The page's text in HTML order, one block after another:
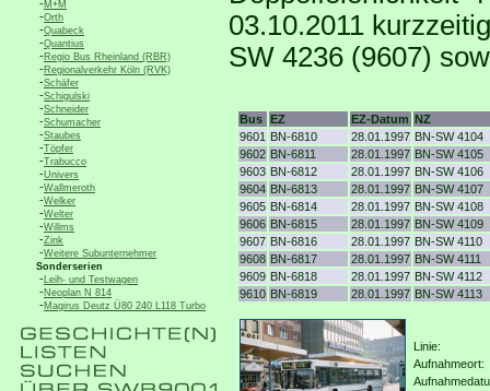
-M+M
-Orth
-Quabeck
-Quantius
-Regio Bus Rheinland (RBR)
-Regionalverkehr Köln (RVK)
-Schäfer
-Schigulski
-Schneider
-Schumacher
-Staubes
-Töpfer
-Trabucco
-Univers
-Wallmeroth
-Welker
-Welter
-Willms
-Zink
-Weitere Subunternehmer
Sonderserien
-Leih- und Testwagen
-Neoplan N 814
-Magirus Deutz Ü80 240 L118 Turbo
03.10.2011
SW 4236 (9607)
Bus EZ EZ-Datum NZ
9601 BN-6810 28.01.1997 BN-SW 4104
9602 BN-6811 28.01.1997 BN-SW 4105
9603 BN-6812 28.01.1997 BN-SW 4106
9604 BN-6813 28.01.1997 BN-SW 4107
9605 BN-6814 28.01.1997 BN-SW 4108
9606 BN-6815 28.01.1997 BN-SW 4109
9607 BN-6816 28.01.1997 BN-SW 4110
9608 BN-6817 28.01.1997 BN-SW 4111
9609 BN-6818 28.01.1997 BN-SW 4112
9610 BN-6819 28.01.1997 BN-SW 4113
Linie:
Aufnahmeort: